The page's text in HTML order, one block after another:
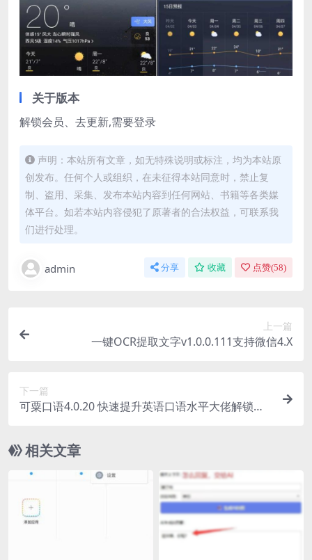
关于版本
解锁会员、去更新,需要登录
声明：本站所有文章，如无特殊说明或标注，均为本站原
创发布。任何个人或组织，在未征得本站同意时，禁止复
制、盗用、采集、发布本站内容到任何网站、书籍等各类媒
体平台。如若本站内容侵犯了原著者的合法权益，可联系我
们进行处理。
admin 分享 收藏 点赞(58)
上一篇
一键OCR提取文字v1.0.0.111支持微信4.X
下一篇
可粟口语4.0.20 快速提升英语口语水平大佬解锁会
相关文章